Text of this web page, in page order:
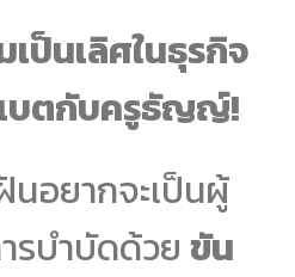
ป็นเลิศในธุรกิจ
บตกับครูธัญญ์!
อยากจะเป็นผู้
รบำบัดด้วย ขัน